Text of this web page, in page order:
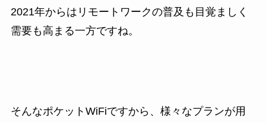
2021年からはリモートワークの普及も目覚ましく
需要も高まる一方ですね。
そんなポケットWiFiですから、様々なプランが用